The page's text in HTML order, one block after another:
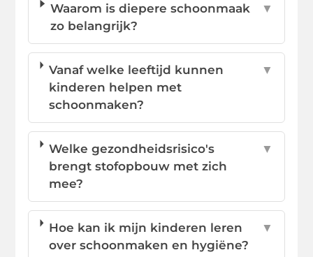
Waarom is diepere schoonmaak
zo belangrijk?
▼
Vanaf welke leeftijd kunnen
kinderen helpen met
schoonmaken?
▼
Welke gezondheidsrisico's
brengt stofopbouw met zich
mee?
▼
Hoe kan ik mijn kinderen leren
over schoonmaken en hygiëne?
▼